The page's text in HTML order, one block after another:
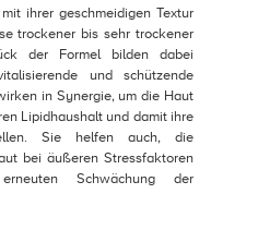
ihrer geschmeidigen Textur
trockener bis sehr trockener
der Formel bilden dabei
und schützende
in Synergie, um die Haut
Lipidhaushalt und damit ihre
Sie helfen auch, die
bei äußeren Stressfaktoren
Schwächung der